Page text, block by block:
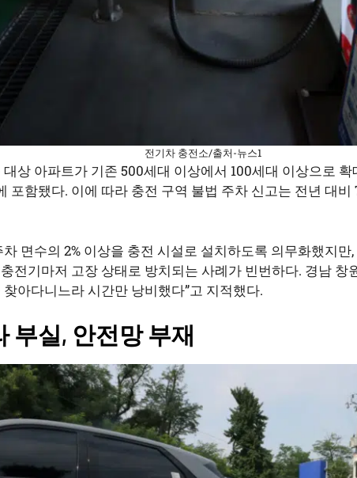
전기차 충전소/출처-뉴스1
상 아파트가 기존 500세대 이상에서 100세대 이상으로
포함됐다. 이에 따라 충전 구역 불법 주차 신고는 전년 대
면수의 2% 이상을 충전 시설로 설치하도록 의무화했지
전기마저 고장 상태로 방치되는 사례가 빈번하다. 경남 창
아다니느라 시간만 낭비했다”고 지적했다.
부실, 안전망 부재